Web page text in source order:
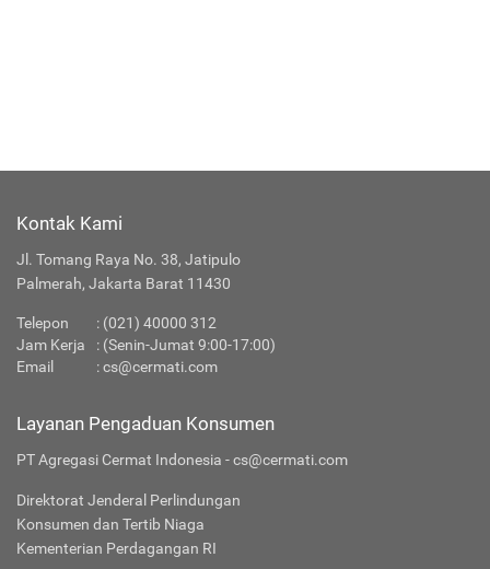
Kontak Kami
Jl. Tomang Raya No. 38, Jatipulo
Palmerah, Jakarta Barat 11430
Telepon : (021) 40000 312
Jam Kerja
: (Senin-Jumat 9:00-17:00)
Email
:cs@cermati.com
Layanan Pengaduan Konsumen
PT Agregasi Cermat Indonesia - cs@cermati.com
Direktorat Jenderal Perlindungan
Konsumen dan Tertib Niaga
Kementerian Perdagangan RI